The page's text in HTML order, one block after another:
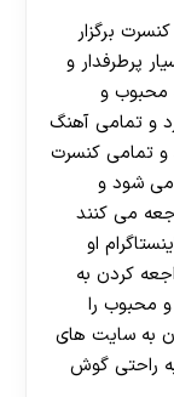
برگزار
پرطرفدار و
محبوب و
و تمامی آهنگ
و تمامی کنسرت
می شود و
می‌ کنند
او
کردن به
محبوب را
به سایت‌ های
راحتی گوش